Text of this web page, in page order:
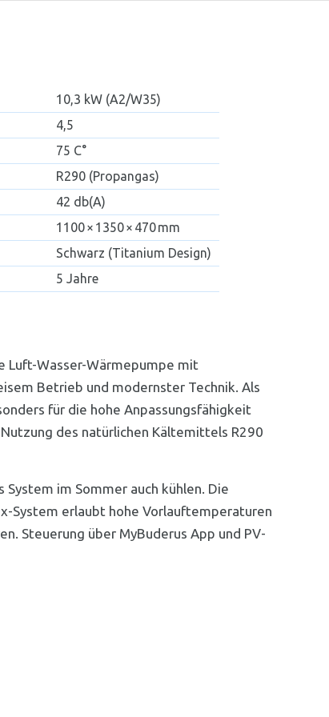
10,3 kW (A2/W35)
4,5
75 C°
R290 (Propangas)
42 db(A)
1100 × 1350 × 470 mm
Schwarz (Titanium Design)
5 Jahre
Luft-Wasser-Wärmepumpe mit
Betrieb und modernster Technik. Als
für die hohe Anpassungsfähigkeit
des natürlichen Kältemittels R290
im Sommer auch kühlen. Die
System erlaubt hohe Vorlauftemperaturen
Steuerung über MyBuderus App und PV-